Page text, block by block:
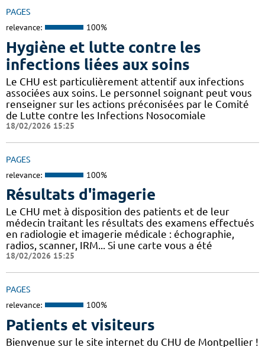
PAGES
relevance: 100%
Hygiène et lutte contre les
infections liées aux soins
Le CHU est particulièrement attentif aux infections
associées aux soins. Le personnel soignant peut vous
renseigner sur les actions préconisées par le Comité
de Lutte contre les Infections Nosocomiale
18/02/2026 15:25
PAGES
relevance: 100%
Résultats d'imagerie
Le CHU met à disposition des patients et de leur
médecin traitant les résultats des examens effectués
en radiologie et imagerie médicale : échographie,
radios, scanner, IRM... Si une carte vous a été
18/02/2026 15:25
PAGES
relevance: 100%
Patients et visiteurs
Bienvenue sur le site internet du CHU de Montpellier !